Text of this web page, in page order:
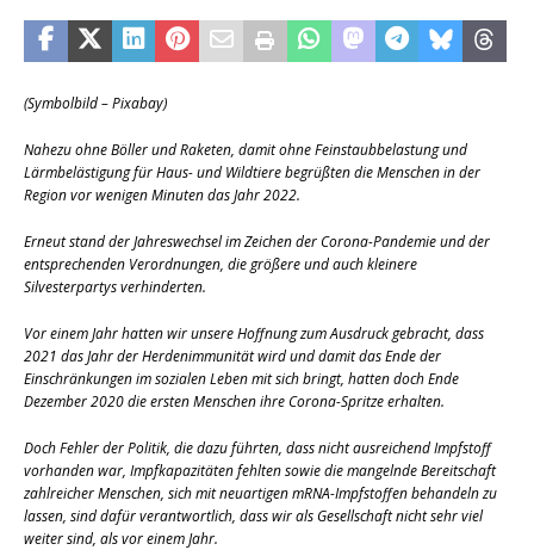
(Symbolbild – Pixabay)
Nahezu ohne Böller und Raketen, damit ohne Feinstaubbelastung und
Lärmbelästigung für Haus- und Wildtiere begrüßten die Menschen in der
Region vor wenigen Minuten das Jahr 2022.
Erneut stand der Jahreswechsel im Zeichen der Corona-Pandemie und der
entsprechenden Verordnungen, die größere und auch kleinere
Silvesterpartys verhinderten.
Vor einem Jahr hatten wir unsere Hoffnung zum Ausdruck gebracht, dass
2021 das Jahr der Herdenimmunität wird und damit das Ende der
Einschränkungen im sozialen Leben mit sich bringt, hatten doch Ende
Dezember 2020 die ersten Menschen ihre Corona-Spritze erhalten.
Doch Fehler der Politik, die dazu führten, dass nicht ausreichend Impfstoff
vorhanden war, Impfkapazitäten fehlten sowie die mangelnde Bereitschaft
zahlreicher Menschen, sich mit neuartigen mRNA-Impfstoffen behandeln zu
lassen, sind dafür verantwortlich, dass wir als Gesellschaft nicht sehr viel
weiter sind, als vor einem Jahr.